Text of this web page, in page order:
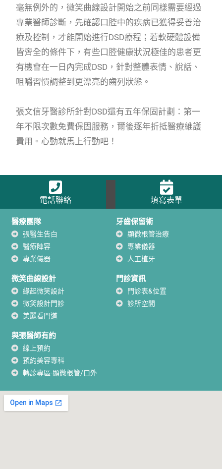
毫無例外的，微笑曲線設計開始之前同樣需要經過
專業醫師診斷，先確認口腔中的疾病已獲得妥善治
療及控制，才能開始進行DSD療程；若軟硬體設備
皆齊全的條件下，有些口腔健康狀況極佳的患者更
有機會在一日內完成DSD，針對整體表情、說話、
咀嚼習慣調整到更漂亮的齒列狀態。
張文信牙醫診所針對DSD還有五年保固計劃：第一
年不限次數免費保固服務，爾後逐年折抵醫療維護
費用。心動就馬上行動吧！
電話聯絡 填寫表單
醫療團隊
張醫生告白
醫療陣容
專業儀器
牙齒保留術
顯微根管治療
專業儀器
人工植牙
微笑曲線設計
緣起微笑設計
微笑設計門診
美麗看門道
門診資訊
門診表&位置
診所空間
與張醫師有約
線上預約
預約美容專科
轉診專區-顯微根管/口外